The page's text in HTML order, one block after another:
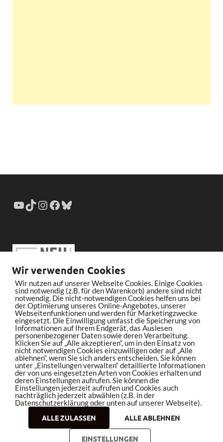
Copyright © 2026bleistiftrocker.de
Wir verwenden Cookies
Wir nutzen auf unserer Webseite Cookies. Einige Cookies
sind notwendig (z.B. für den Warenkorb) andere sind nicht
notwendig. Die nicht-notwendigen Cookies helfen uns bei
der Optimierung unseres Online-Angebotes, unserer
Webseitenfunktionen und werden für Marketingzwecke
eingesetzt. Die Einwilligung umfasst die Speicherung von
Informationen auf Ihrem Endgerät, das Auslesen
personenbezogener Daten sowie deren Verarbeitung.
Klicken Sie auf „Alle akzeptieren“, um in den Einsatz von
nicht notwendigen Cookies einzuwilligen oder auf „Alle
ablehnen“, wenn Sie sich anders entscheiden. Sie können
unter „Einstellungen verwalten“ detaillierte Informationen
der von uns eingesetzten Arten von Cookies erhalten und
deren Einstellungen aufrufen. Sie können die
Einstellungen jederzeit aufrufen und Cookies auch
nachträglich jederzeit abwählen (z.B. in der
Datenschutzerklärung oder unten auf unserer Webseite).
ALLE ZULASSEN
ALLE ABLEHNEN
EINSTELLUNGEN